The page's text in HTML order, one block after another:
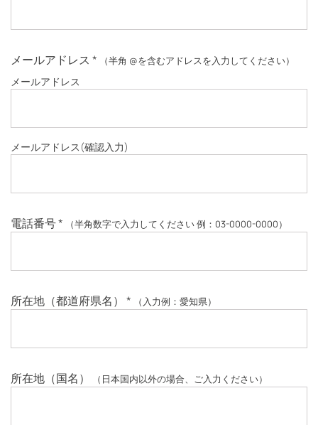
メールアドレス * （半角 @を含むアドレスを入力してください）
メールアドレス
メールアドレス (確認入力)
電話番号* （半角数字で入力してください 例：03-0000-0000）
所在地（都道府県名） * （入力例：愛知県）
所在地（国名） （日本国内以外の場合、ご入力ください）